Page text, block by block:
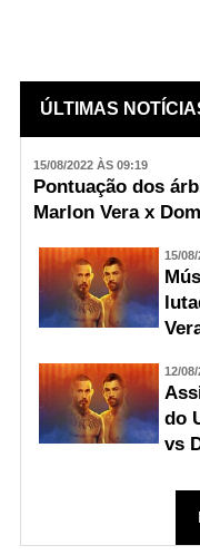
ÚLTIMAS
15/08/2022 ÀS 09:19
Pontuação dos
Marlon Vera x
15/
12/
do
vs